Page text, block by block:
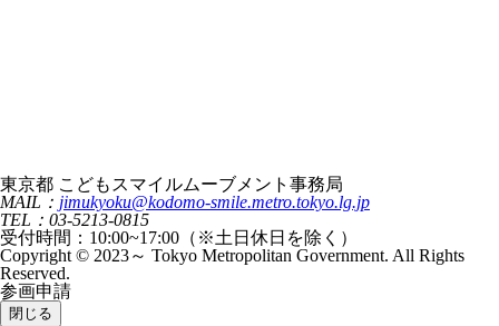
東京都 こどもスマイルムーブメント事務局
MAIL： jimukyoku@kodomo-smile.metro.tokyo.lg.jp
TEL：03-5213-0815
受付時間：10:00~17:00（※土日休日を除く）
Copyright © 2023～ Tokyo Metropolitan Government. All Rights
Reserved.
参画申請
閉じる